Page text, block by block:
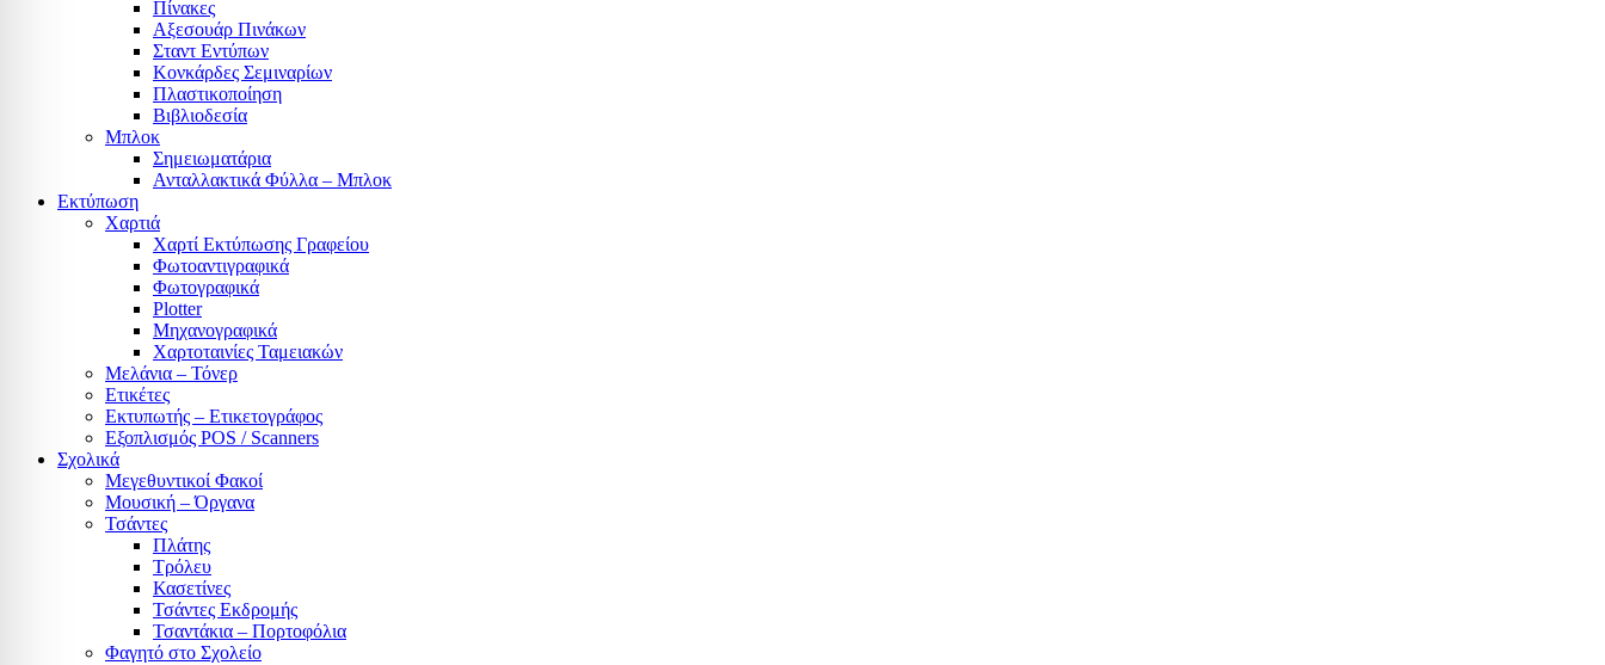
Πίνακες
Αξεσουάρ Πινάκων
Σταντ Εντύπων
Κονκάρδες Σεμιναρίων
Πλαστικοποίηση
Βιβλιοδεσία
Μπλοκ
Σημειωματάρια
Ανταλλακτικά Φύλλα – Μπλοκ
Εκτύπωση
Χαρτιά
Χαρτί Εκτύπωσης Γραφείου
Φωτοαντιγραφικά
Φωτογραφικά
Plotter
Μηχανογραφικά
Χαρτοταινίες Ταμειακών
Μελάνια – Τόνερ
Ετικέτες
Εκτυπωτής – Ετικετογράφος
Εξοπλισμός POS / Scanners
Σχολικά
Μεγεθυντικοί Φακοί
Μουσική – Όργανα
Τσάντες
Πλάτης
Τρόλευ
Κασετίνες
Τσάντες Εκδρομής
Τσαντάκια – Πορτοφόλια
Φαγητό στο Σχολείο